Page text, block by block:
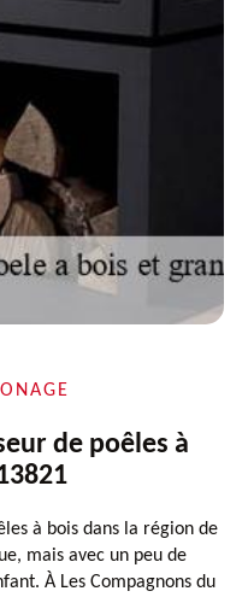
de poêles à
à bois dans la région de
mais avec un peu de
À Les Compagnons du